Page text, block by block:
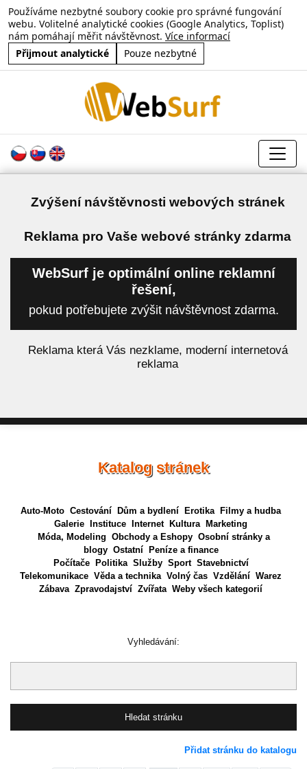
Používáme nezbytné soubory cookie pro správné fungování
webu. Volitelné analytické cookies (Google Analytics, Toplist)
nám pomáhají měřit návštěvnost. Více informací
Přijmout analytické
Pouze nezbytné
Zvýšení návštěvnosti webových stránek
Reklama pro Vaše webové stránky zdarma
WebSurf je optimální online reklamní
řešení,
pokud potřebujete zvýšit návštěvnost zdarma.
Reklama která Vás nezklame, moderní internetová
reklama
Katalog stránek
Auto-Moto Cestování Dům a bydlení Erotika
Filmy a hudba
Galerie
Instituce Internet Kultura
Marketing
Móda, Modeling Obchody a Eshopy Osobní stránky a
blogy Ostatní
Peníze a finance
Počítače
Politika Služby Sport Stavebnictví
Telekomunikace Věda a technika Volný čas Vzdělání Warez
Zábava Zpravodajství Zvířata Weby všech kategorií
Vyhledávání:
Přidat stránku do katalogu